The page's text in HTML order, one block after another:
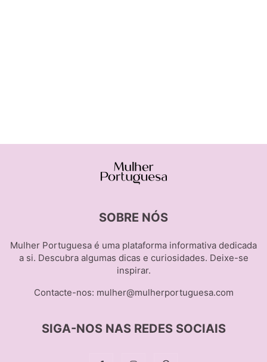
SOBRE NÓS
Mulher Portuguesa é uma plataforma informativa dedicada
a si. Descubra algumas dicas e curiosidades. Deixe-se
inspirar.
Contacte-nos: mulher@mulherportuguesa.com
SIGA-NOS NAS REDES SOCIAIS